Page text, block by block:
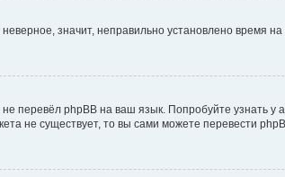
значит, неправильно установлено время
перевёл phpBB на ваш язык. Попробуйте узнать у
не существует, то вы сами можете перевести